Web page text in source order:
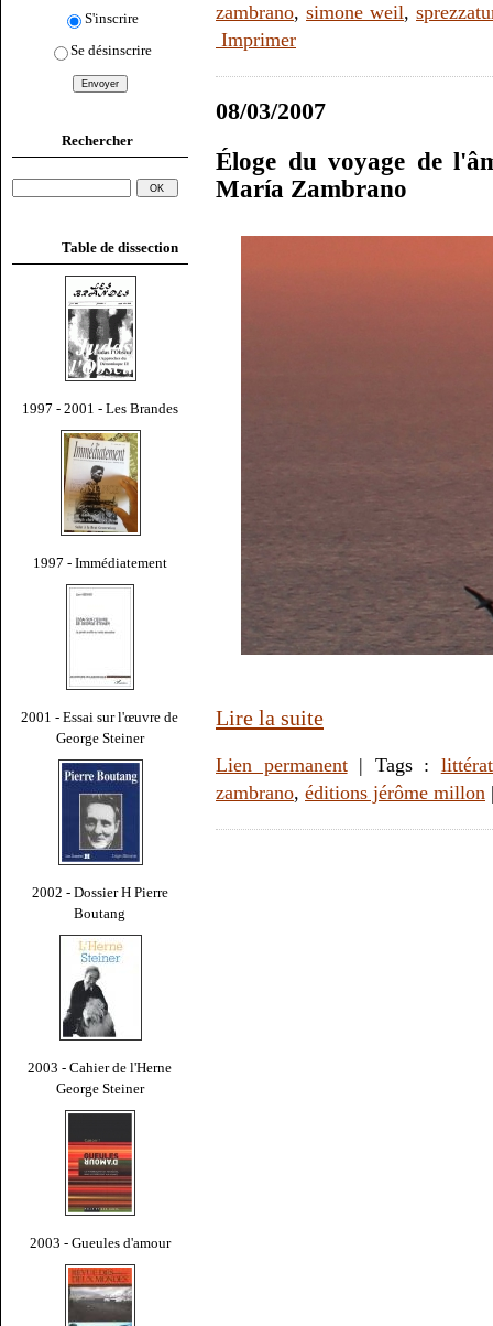
S'inscrire
Se désinscrire
Rechercher
Table de dissection
1997 - 2001 - Les Brandes
1997 - Immédiatement
2001 - Essai sur l'œuvre de
George Steiner
2002 - Dossier H Pierre
Boutang
2003 - Cahier de l'Herne
George Steiner
2003 - Gueules d'amour
zambrano, simone weil,
Imprimer
08/03/2007
Éloge du voyage de
María Zambrano
Lire la suite
Lien permanent| Tags :
zambrano, éditions jérôme millon